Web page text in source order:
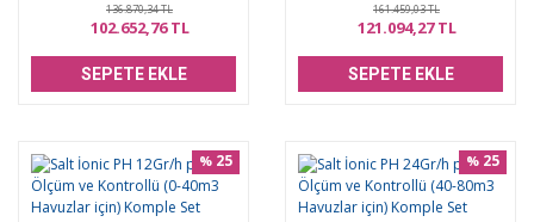
136.870,34 TL
102.652,76 TL
SEPETE EKLE
161.459,03 TL
121.094,27 TL
SEPETE EKLE
% 25 % 25